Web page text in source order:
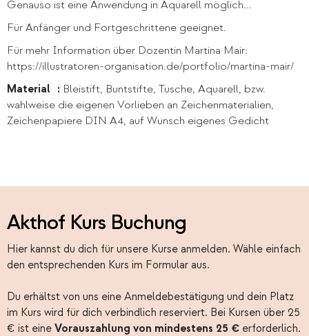
Genauso ist eine Anwendung in Aquarell möglich...
Für Anfänger und Fortgeschrittene geeignet.
Für mehr Information über Dozentin Martina Mair:
https://illustratoren-organisation.de/portfolio/martina-mair/
Material : Bleistift, Buntstifte, Tusche, Aquarell, bzw.
wahlweise die eigenen Vorlieben an Zeichenmaterialien,
Zeichenpapiere DIN A4, auf Wunsch eigenes Gedicht
Akthof Kurs Buchung
Hier kannst du dich für unsere Kurse anmelden. Wähle einfach
den entsprechenden Kurs im Formular aus.
Du erhältst von uns eine Anmeldebestätigung und dein Platz
im Kurs wird für dich verbindlich reserviert. Bei Kursen über 25
€ ist eine Vorauszahlung von mindestens 25 € erforderlich.